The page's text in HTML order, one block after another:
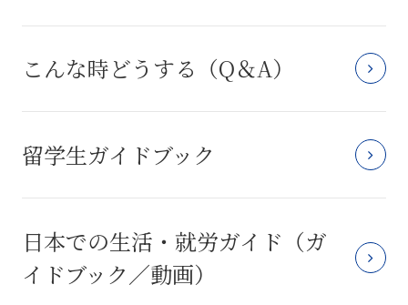
こんな時どうする（Q＆A）
留学生ガイドブック
日本での生活・就労ガイド（ガ
イドブック／動画）